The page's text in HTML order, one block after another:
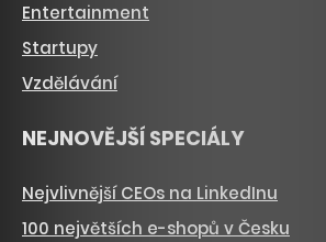
Entertainment
Startupy
Vzdělávání
NEJNOVĚJŠÍ SPECIÁLY
Nejvlivnější CEOs na LinkedInu
100 největších e-shopů v Česku